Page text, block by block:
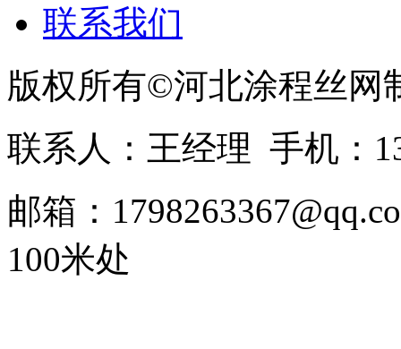
联系我们
版权所有©河北涂程丝网
联系人：王经理 手机：
邮箱：
100米处